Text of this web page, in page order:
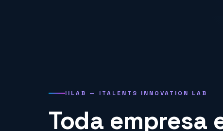
IILAB — ITALENTS INNOVATION LAB
Toda empresa